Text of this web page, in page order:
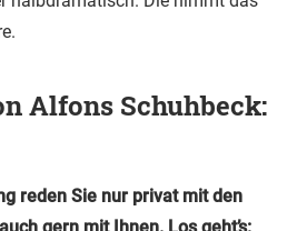
Alfons Schuhbeck:
reden Sie nur privat mit den
gern mit Ihnen. Los geht’s: